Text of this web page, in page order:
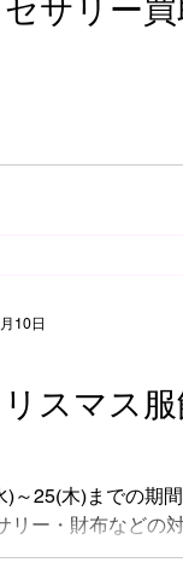
サリー買
スマス
)～25(木)までの期
リー・財布などの
セール、割引との
10日